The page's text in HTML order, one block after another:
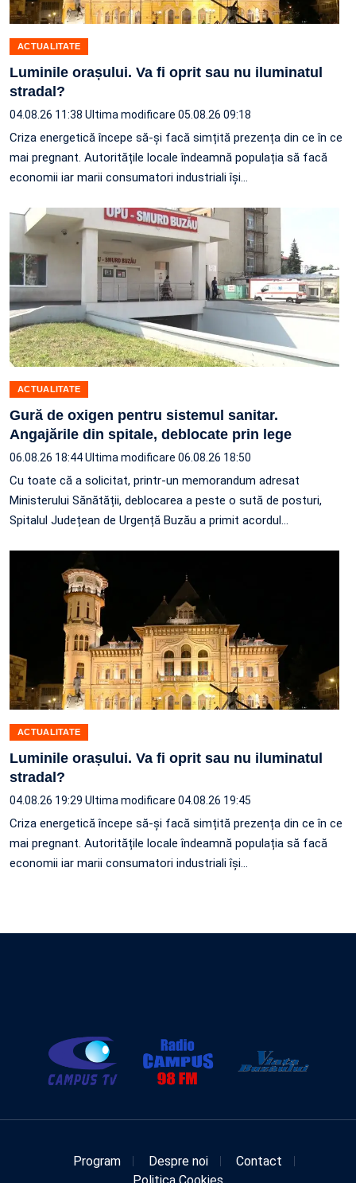
ACTUALITATE
Luminile orașului. Va fi oprit sau nu iluminatul
stradal?
04.08.26 11:38 Ultima modificare 05.08.26 09:18
Criza energetică începe să-și facă simțită prezența din ce în ce
mai pregnant. Autoritățile locale îndeamnă populația să facă
economii iar marii consumatori industriali își…
ACTUALITATE
Gură de oxigen pentru sistemul sanitar.
Angajările din spitale, deblocate prin lege
06.08.26 18:44Ultima modificare 06.08.26 18:50
Cu toate că a solicitat, printr-un memorandum adresat
Ministerului Sănătății, deblocarea a peste o sută de posturi,
Spitalul Județean de Urgență Buzău a primit acordul…
ACTUALITATE
Luminile orașului. Va fi oprit sau nu iluminatul
stradal?
04.08.26 19:29 Ultima modificare 04.08.26 19:45
Criza energetică începe să-și facă simțită prezența din ce în ce
mai pregnant. Autoritățile locale îndeamnă populația să facă
economii iar marii consumatori industriali își…
Program Despre noi
Contact